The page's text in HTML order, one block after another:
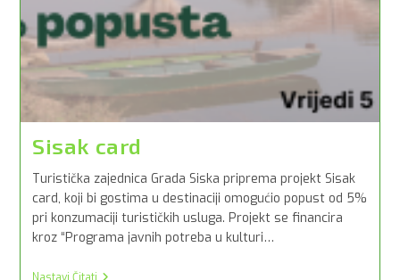
Sisak card
Turistička zajednica Grada Siska priprema projekt Sisak
card, koji bi gostima u destinaciji omogućio popust od 5%
pri konzumaciji turističkih usluga. Projekt se financira
kroz “Programa javnih potreba u kulturi…